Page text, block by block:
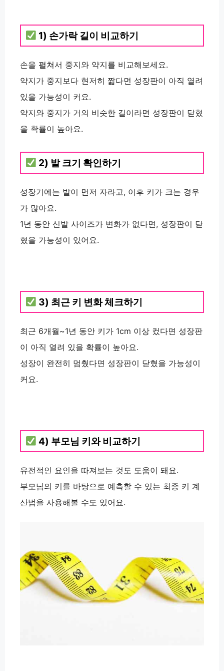
1) 손가락 길이 비교하기
손을 펼쳐서 중지와 약지를 비교해보세요.
약지가 중지보다 현저히 짧다면 성장판이 아직 열려
있을 가능성이 커요.
약지와 중지가 거의 비슷한 길이라면 성장판이 닫혔
을 확률이 높아요.
2) 발 크기 확인하기
성장기에는 발이 먼저 자라고, 이후 키가 크는 경우
가 많아요.
1년 동안 신발 사이즈가 변화가 없다면, 성장판이 닫
혔을 가능성이 있어요.
3) 최근 키 변화 체크하기
최근 6개월~1년 동안 키가 1cm 이상 컸다면 성장판
이 아직 열려 있을 확률이 높아요.
성장이 완전히 멈췄다면 성장판이 닫혔을 가능성이
커요.
4) 부모님 키와 비교하기
유전적인 요인을 따져보는 것도 도움이 돼요.
부모님의 키를 바탕으로 예측할 수 있는 최종 키 계
산법을 사용해볼 수도 있어요.